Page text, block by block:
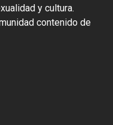
y cultura.
contenido de